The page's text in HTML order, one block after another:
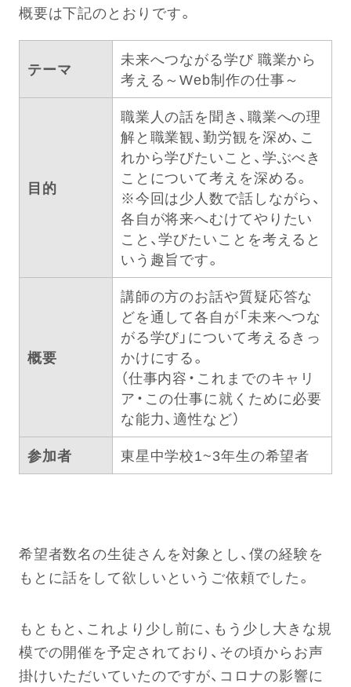
概要は下記のとおりです。
テーマ
未来へつながる学び 職業から
考える～Web制作の仕事～
目的
職業人の話を聞き、職業への理
解と職業観、勤労観を深め、こ
れから学びたいこと、学ぶべき
ことについて考えを深める。
※今回は少人数で話しながら、
各自が将来へむけてやりたい
こと、学びたいことを考えると
いう趣旨です。
概要
講師の方のお話や質疑応答な
どを通して各自が「未来へつな
がる学び」について考えるきっ
かけにする。
（仕事内容・これまでのキャリ
ア・この仕事に就くために必要
な能力、適性など）
参加者
東星中学校1~3年生の希望者
希望者数名の生徒さんを対象とし、僕の経験を
もとに話をして欲しいというご依頼でした。
もともと、これより少し前に、もう少し大きな規
模での開催を予定されており、その頃からお声
掛けいただいていたのですが、コロナの影響に